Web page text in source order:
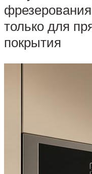
только для
покрытия